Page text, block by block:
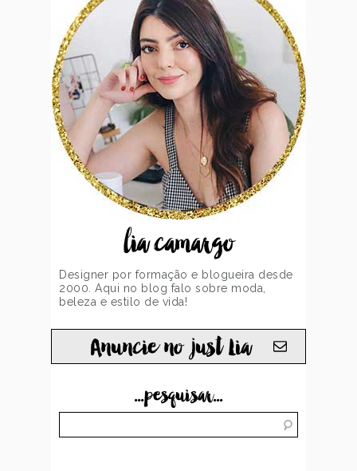
lia camargo
Designer por formação e blogueira desde
2000. Aqui no blog falo sobre moda,
beleza e estilo de vida!
Anuncie no just Lia
...pesquisar...